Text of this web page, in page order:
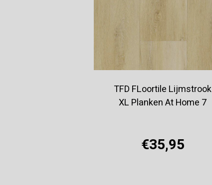
TFD FLoortile Lijmstrook
XL Planken At Home 7
€35,95